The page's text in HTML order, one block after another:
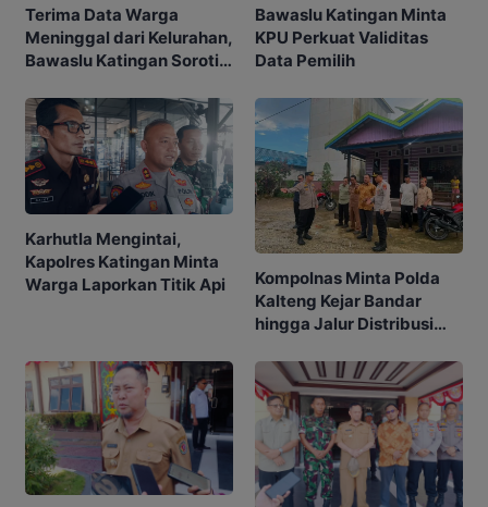
Terima Data Warga
Meninggal dari Kelurahan,
Bawaslu Katingan Soroti
Bawaslu Katingan Minta
KPU Perkuat Validitas
Data Pemilih
Karhutla Mengintai,
Kapolres Katingan Minta
Warga Laporkan Titik Api
Kompolnas Minta Polda
Kalteng Kejar Bandar
hingga Jalur Distribusi